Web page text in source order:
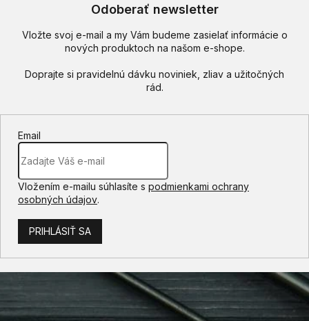
Odoberať newsletter
Vložte svoj e-mail a my Vám budeme zasielať informácie o
nových produktoch na našom e-shope.
Email
Vložením e-mailu súhlasíte s podmienkami ochrany
osobných údajov.
PRIHLÁSIŤ SA
Z
á